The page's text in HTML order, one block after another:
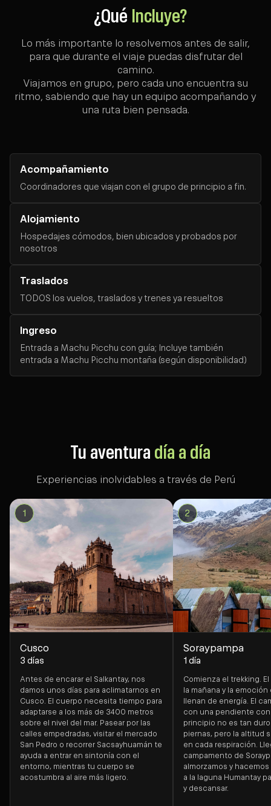
¿Qué Incluye?
Lo más importante lo resolvemos antes de salir,
para que durante el viaje puedas disfrutar del
camino.
Viajamos en grupo, pero cada uno encuentra su
ritmo, sabiendo que hay un equipo acompañando y
una ruta bien pensada.
Acompañamiento
Coordinadores que viajan con el grupo de principio a fin.
Alojamiento
Hospedajes cómodos, bien ubicados y probados por
nosotros
Traslados
TODOS los vuelos, traslados y trenes ya resueltos
Ingreso
Entrada a Machu Picchu con guía; Incluye también
entrada a Machu Picchu montaña (según disponibilidad)
Tu aventuradía a día
Experiencias inolvidables a través de Perú
Cusco
3 días
Antes de encarar el Salkantay, nos
damos unos días para aclimatarnos en
Cusco. El cuerpo necesita tiempo para
adaptarse a los más de 3400 metros
sobre el nivel del mar. Pasear por las
calles empedradas, visitar el mercado
San Pedro o recorrer Sacsayhuamán te
ayuda a entrar en sintonía con el
entorno, mientras tu cuerpo se
acostumbra al aire más ligero.
Soraypampa
1 día
Comienza el trekking.
la mañana y la
llenan de energía. El
con una pendiente
principio no es tan duro
piernas, pero la altitud
en cada respiración.
campamento de
almorzamos y
a la laguna Humantay
y descansar.